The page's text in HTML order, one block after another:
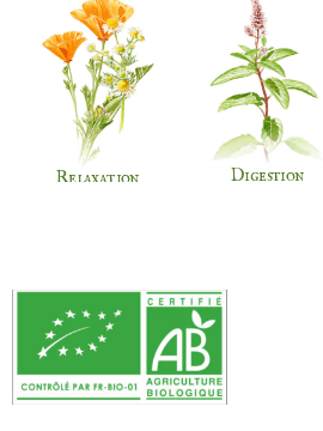
Digestion
Relaxation